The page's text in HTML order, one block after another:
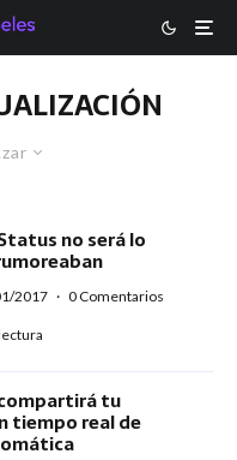
no será lo
2017 · 0 Comentarios
tu
tiempo real de